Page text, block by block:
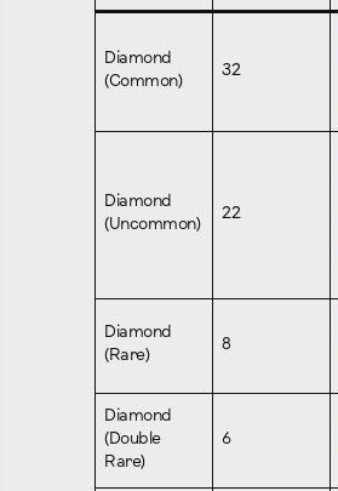
Diamond
(Common)
32
Diamond
(Uncommon)
22
Diamond
(Rare)
8
Diamond
(Double
Rare)
6